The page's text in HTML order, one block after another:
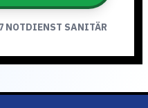
NOTDIENST SANITÄR